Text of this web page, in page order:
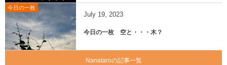
今日の一枚
July 19, 2023
今日の一枚 空と・・・木？
Nanataroの記事一覧